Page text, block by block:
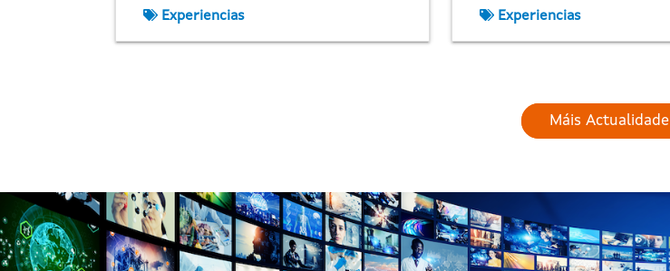
Experiencias Experiencias
Máis Actualidade
Imaxe